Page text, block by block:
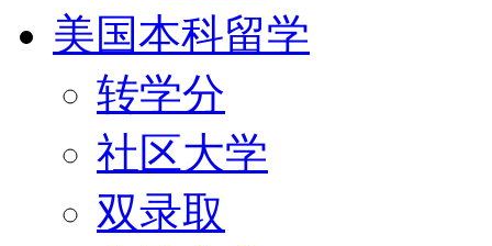
美国本科留学
转学分
社区大学
双录取